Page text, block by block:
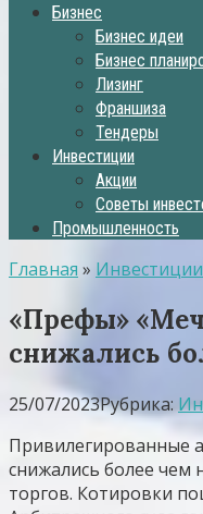
Бизнес
Бизнес идеи
Бизнес
Лизинг
Франшиза
Тендеры
Инвестиции
Акции
Советы
Промышленность
Главная » Инвестиции
«Префы»
снижались
25/07/2023Рубрика:
Привилегированные
снижались более чем
торгов. Котировки